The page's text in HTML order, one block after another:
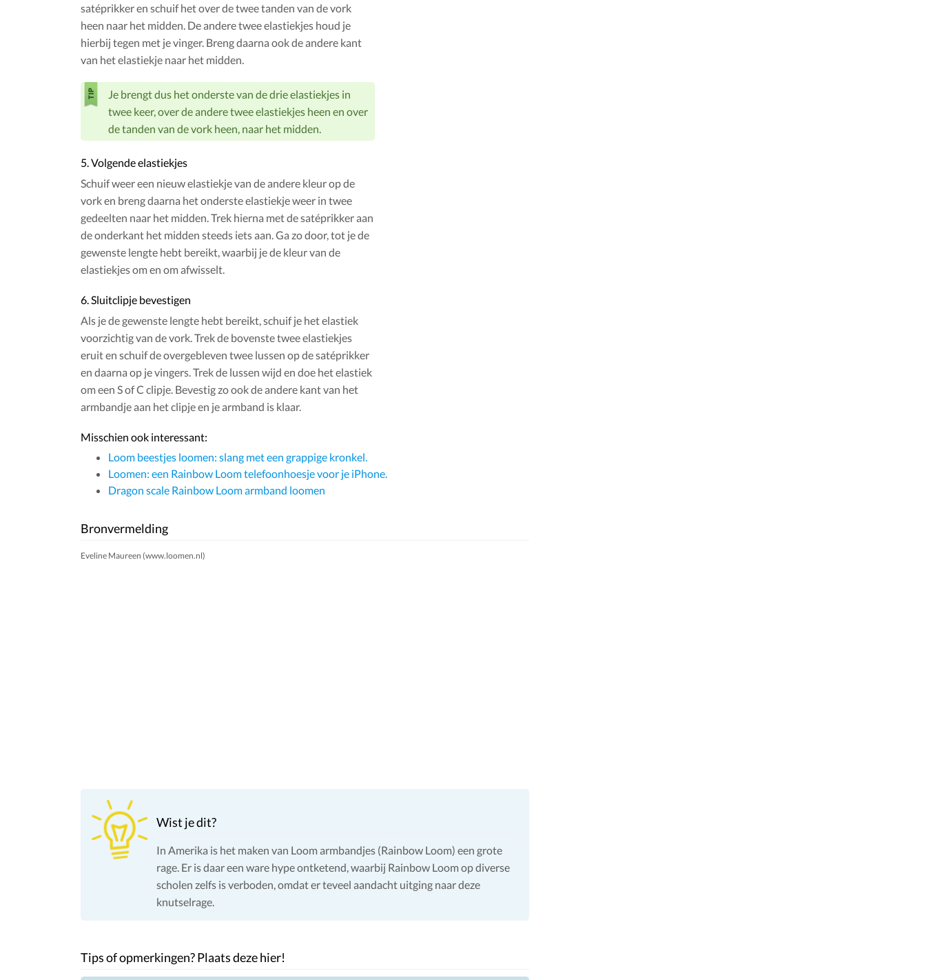
satéprikker en schuif het over de twee tanden van de vork
heen naar het midden. De andere twee elastiekjes houd je
hierbij tegen met je vinger. Breng daarna ook de andere kant
van het elastiekje naar het midden.
Je brengt dus het onderste van de drie elastiekjes in
twee keer, over de andere twee elastiekjes heen en over
de tanden van de vork heen, naar het midden.
5. Volgende elastiekjes
Schuif weer een nieuw elastiekje van de andere kleur op de
vork en breng daarna het onderste elastiekje weer in twee
gedeelten naar het midden. Trek hierna met de satéprikker aan
de onderkant het midden steeds iets aan. Ga zo door, tot je de
gewenste lengte hebt bereikt, waarbij je de kleur van de
elastiekjes om en om afwisselt.
6. Sluitclipje bevestigen
Als je de gewenste lengte hebt bereikt, schuif je het elastiek
voorzichtig van de vork. Trek de bovenste twee elastiekjes
eruit en schuif de overgebleven twee lussen op de satéprikker
en daarna op je vingers. Trek de lussen wijd en doe het elastiek
om een S of C clipje. Bevestig zo ook de andere kant van het
armbandje aan het clipje en je armband is klaar.
Misschien ook interessant:
Loom beestjes loomen: slang met een grappige kronkel.
Loomen: een Rainbow Loom telefoonhoesje voor je iPhone.
Dragon scale Rainbow Loom armband loomen
Bronvermelding
Eveline Maureen (www.loomen.nl)
Wist je dit?
In Amerika is het maken van Loom armbandjes (Rainbow Loom) een grote
rage. Er is daar een ware hype ontketend, waarbij Rainbow Loom op diverse
scholen zelfs is verboden, omdat er teveel aandacht uitging naar deze
knutselrage.
Tips of opmerkingen? Plaats deze hier!